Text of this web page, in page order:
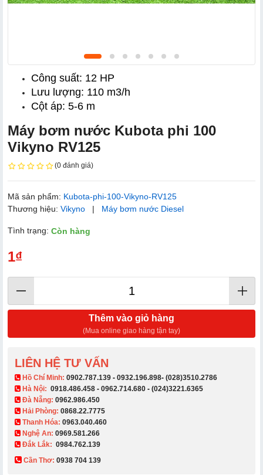
Công suất: 12 HP
Lưu lượng: 110 m3/h
Cột áp: 5-6 m
Máy bơm nước Kubota phi 100
Vikyno RV125
(0 đánh giá)
Mã sản phẩm: Kubota-phi-100-Vikyno-RV125
Thương hiệu: Vikyno | Máy bơm nước Diesel
Tình trạng: Còn hàng
1₫
Thêm vào giỏ hàng
(Mua online giao hàng tận tay)
LIÊN HỆ TƯ VẤN
​ Hồ Chí Minh: 0902.787.139 - 0932.196.898- (028)3510.2786
Hà Nội: 0918.486.458 - 0962.714.680 - (024)3221.6365
Đà Nẵng: 0962.986.450
Hải Phòng: 0868.22.7775
Thanh Hóa: 0963.040.460
Nghệ An: 0969.581.266
Đắk Lắk: 0984.762.139
Cần Thơ: 0938 704 139​